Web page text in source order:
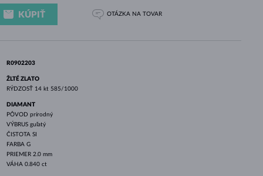
KÚPIŤ OTÁZKA NA TOVAR
R0902203
ŽLTÉ ZLATO
RÝDZOSŤ 14 kt 585/1000
DIAMANT
PÔVOD prírodný
VÝBRUS guľatý
ČISTOTA SI
FARBA G
PRIEMER 2.0 mm
VÁHA 0.840 ct